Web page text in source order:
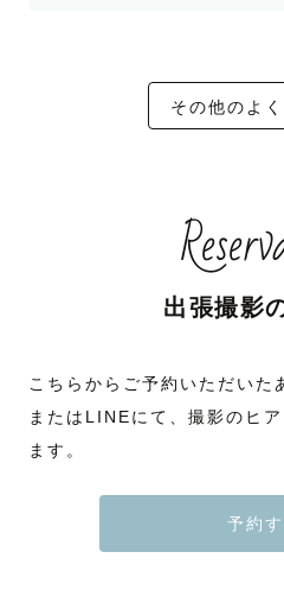
その他のよ
出張撮影
こちらからご予約いただいた
またはLINEにて、撮影のヒ
ます。
予約す